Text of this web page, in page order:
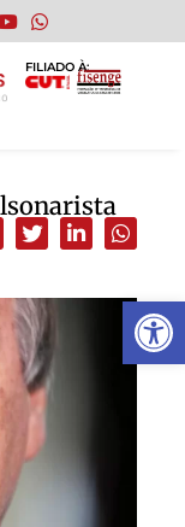
Abrir
FILIADO À: